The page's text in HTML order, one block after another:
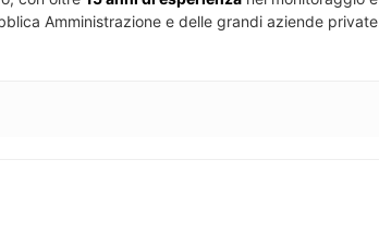
Amministrazione e delle grandi aziende